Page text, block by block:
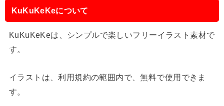
KuKuKeKeについて
KuKuKeKeは、シンプルで楽しいフリーイラスト素材で
す。
イラストは、利用規約の範囲内で、無料で使用できま
す。